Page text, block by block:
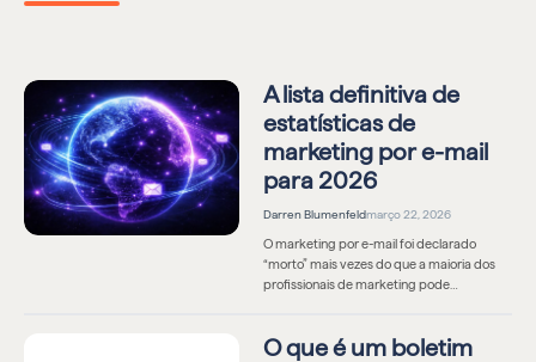
A lista definitiva de
estatísticas de
marketing por e-mail
para 2026
Darren Blumenfeldmarço 22, 2026
O marketing por e-mail foi declarado
“morto” mais vezes do que a maioria dos
profissionais de marketing pode…
O que é um boletim